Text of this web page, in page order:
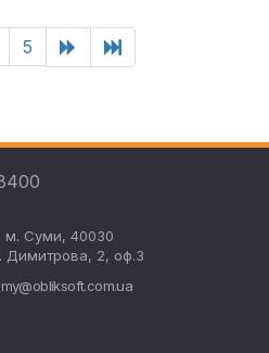
5
м. Суми, 40030
Димитрова, 2, оф.3